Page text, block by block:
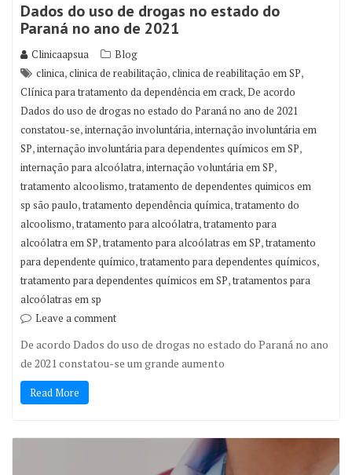
Dados do uso de drogas no estado do
Paraná no ano de 2021
Clinicaapsua
Blog
clinica,clinica de reabilitação,clinica de reabilitação em SP,
Clínica para tratamento da dependência em crack,De acordo
Dados do uso de drogas no estado do Paraná no ano de 2021
constatou-se,internação involuntária,internação involuntária em
SP,internação involuntária para dependentes químicos em SP,
internação para alcoólatra,internação voluntária em SP,
tratamento alcoolismo,tratamento de dependentes quimicos em
sp são paulo,tratamento dependência química,tratamento do
alcoolismo,tratamento para alcoólatra,tratamento para
alcoólatra em SP,tratamento para alcoólatras em SP,tratamento
para dependente químico,tratamento para dependentes químicos,
tratamento para dependentes químicos em SP,tratamentos para
alcoólatras em sp
Leave a comment
De acordo Dados do uso de drogas no estado do Paraná no ano
de 2021 constatou-se um grande aumento
Read More